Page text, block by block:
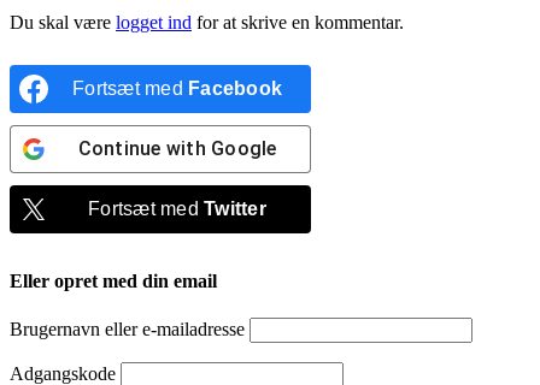
Du skal være logget ind for at skrive en kommentar.
Fortsæt med Facebook
Continue with Google
Fortsæt medTwitter
Eller opret med din email
Brugernavn eller e-mailadresse
Adgangskode